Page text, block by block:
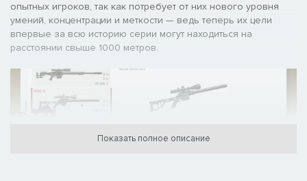
опытных игроков, так как потребует от них нового уровня
умений, концентрации и меткости — ведь теперь их цели
впервые за всю историю серии могут находиться на
расстоянии свыше 1000 метров.
Показать полное описание